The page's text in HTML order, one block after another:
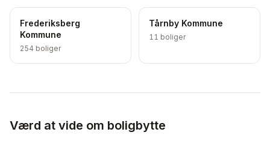
Frederiksberg
Kommune
254 boliger
Tårnby Kommune
11 boliger
Værd at vide om boligbytte